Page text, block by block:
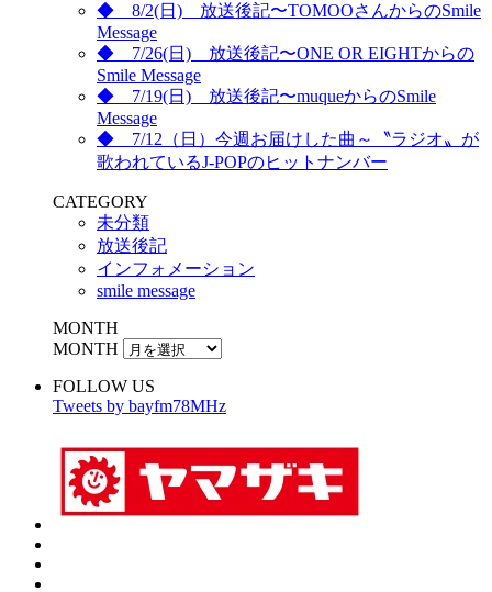
◆ 8/2(日) 放送後記〜TOMOOさんからのSmile
Message
◆ 7/26(日) 放送後記〜ONE OR EIGHTからの
Smile Message
◆ 7/19(日) 放送後記〜muqueからのSmile
Message
◆ 7/12（日）今週お届けした曲～〝ラジオ〟が
歌われているJ-POPのヒットナンバー
CATEGORY
未分類
放送後記
インフォメーション
smile message
MONTH
MONTH
FOLLOW US
Tweets by bayfm78MHz